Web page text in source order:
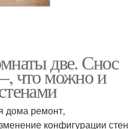
две. Снос
что можно и
дома ремонт,
конфигурации стен